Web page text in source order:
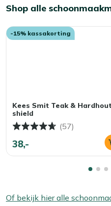
Shop alle
-15% kassakorting
Kees Smit Teak & Hardhout
shield
(57)
38,-
Of bekijk hier alle